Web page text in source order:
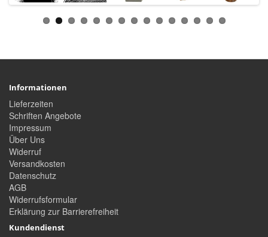
Informationen
Lieferzeiten
Schriften Angebote
Impressum
Über Uns
Widerruf
Versandkosten
Datenschutz
AGB
Widerrufsformular
Erklärung zur Barrierefreiheit
Kundendienst